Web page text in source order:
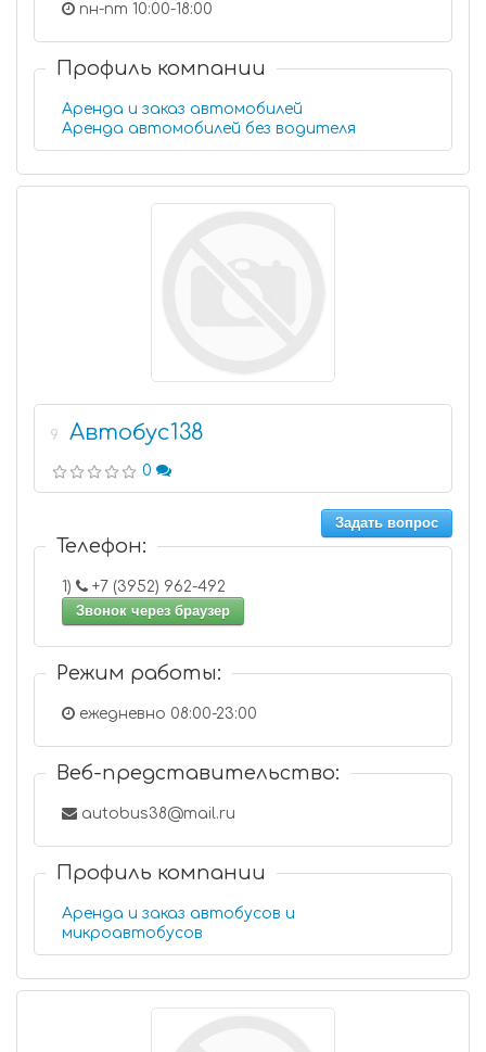
пн-пт 10:00-18:00
Профиль компании
Аренда и заказ автомобилей
Аренда автомобилей без водителя
9 Автобус138
0
Задать вопрос
Телефон:
1)
+7 (3952) 962-492
Звонок через браузер
Режим работы:
ежедневно 08:00-23:00
Веб-представительство:
autobus38@mail.ru
Профиль компании
Аренда и заказ автобусов и
микроавтобусов